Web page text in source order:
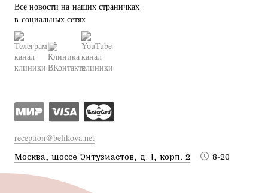
Все новости на наших страничках
в социальных сетях
reception@belikova.net
Москва, шоссе Энтузиастов, д. 1, корп. 2 8-20